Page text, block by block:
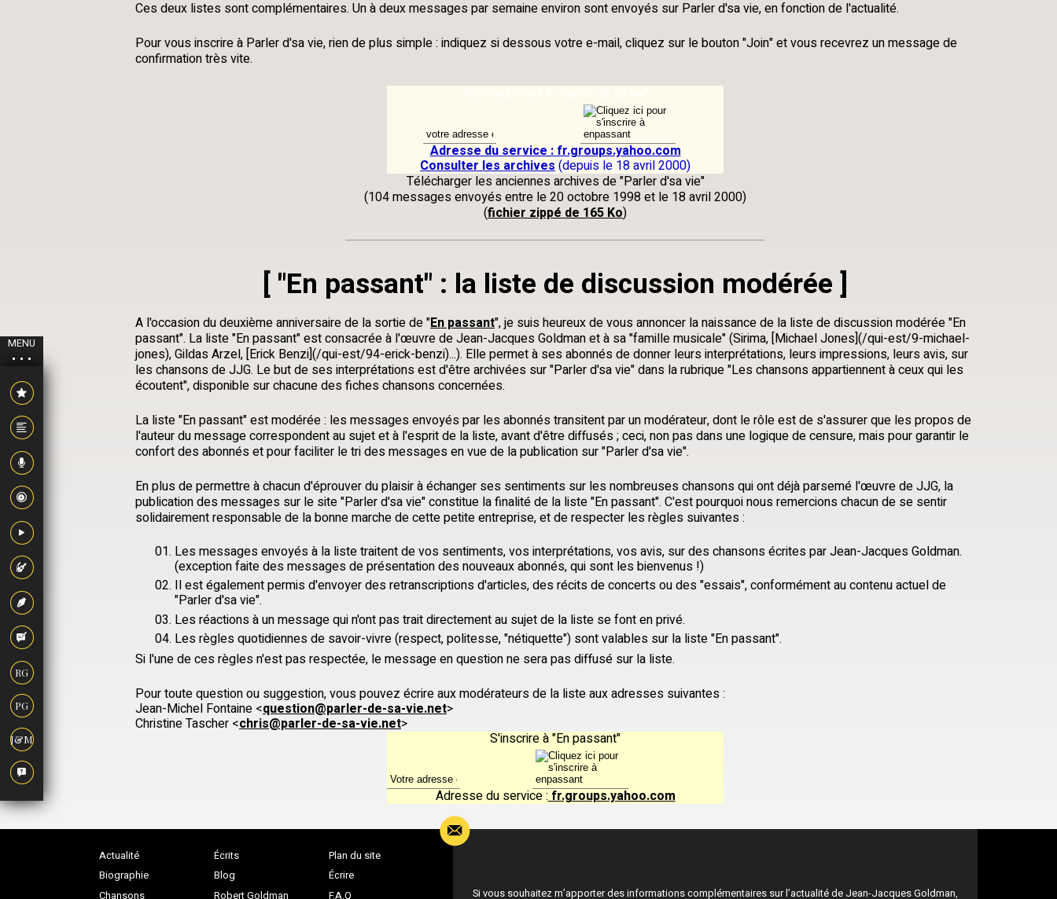
MENU
RG
PG
J&M
Ces deux listes sont complémentaires. Un à deux messages par semaine environ sont envoyés sur Parler d'sa vie, en fonction de l'actualité.
Pour vous inscrire à Parler d'sa vie, rien de plus simple : indiquez si dessous votre e-mail, cliquez sur le bouton"Join"et vous recevrez un message de
confirmation très vite.
Adresse du service : fr.groups.yahoo.com
Consulter les archives(depuis le 18 avril 2000)
Télécharger les anciennes archives de "Parler d'sa vie"
(104 messages envoyés entre le 20 octobre 1998 et le 18 avril 2000)
(fichier zippé de 165 Ko)
["En passant" : la liste de discussion modérée]
A l'occasion du deuxième anniversaire de la sortie de "En passant", je suis heureux de vous annoncer la naissance de la liste de discussion modérée "En
passant". La liste "En passant" est consacrée à l'œuvre de Jean-Jacques Goldman et à sa "famille musicale" (Sirima, [Michael Jones](/qui-est/9-michael-
jones), Gildas Arzel, [Erick Benzi](/qui-est/94-erick-benzi)...). Elle permet à ses abonnés de donner leurs interprétations, leurs impressions, leurs avis, sur
les chansons de JJG. Le but de ses interprétations est d'être archivées sur "Parler d'sa vie" dans la rubrique "Les chansons appartiennent à ceux qui les
écoutent", disponible sur chacune des fiches chansons concernées.
La liste "En passant" est modérée : les messages envoyés par les abonnés transitent par un modérateur, dont le rôle est de s'assurer que les propos de
l'auteur du message correspondent au sujet et à l'esprit de la liste, avant d'être diffusés ; ceci, non pas dans une logique de censure, mais pour garantir le
confort des abonnés et pour faciliter le tri des messages en vue de la publication sur "Parler d'sa vie".
En plus de permettre à chacun d'éprouver du plaisir à échanger ses sentiments sur les nombreuses chansons qui ont déjà parsemé l'œuvre de JJG, la
publication des messages sur le site "Parler d'sa vie" constitue la finalité de la liste "En passant". C'est pourquoi nous remercions chacun de se sentir
solidairement responsable de la bonne marche de cette petite entreprise, et de respecter les règles suivantes :
Les messages envoyés à la liste traitent de vos sentiments, vos interprétations, vos avis, sur des chansons écrites par Jean-Jacques Goldman.
(exception faite des messages de présentation des nouveaux abonnés, qui sont les bienvenus !)
Il est également permis d'envoyer des retranscriptions d'articles, des récits de concerts ou des "essais", conformément au contenu actuel de
"Parler d'sa vie".
Les réactions à un message qui n'ont pas trait directement au sujet de la liste se font en privé.
Les règles quotidiennes de savoir-vivre (respect, politesse, "nétiquette") sont valables sur la liste "En passant".
Si l'une de ces règles n'est pas respectée, le message en question ne sera pas diffusé sur la liste.
Pour toute question ou suggestion, vous pouvez écrire aux modérateurs de la liste aux adresses suivantes :
Jean-Michel Fontaine <question@parler-de-sa-vie.net>
Christine Tascher <chris@parler-de-sa-vie.net>
S'inscrire à "En passant"
Adresse du service :fr.groups.yahoo.com
Actualité
Biographie
Chansons
Écrits
Blog
Robert Goldman
Plan du site
Écrire
F.A.Q
Si vous souhaitez m’apporter des informations complémentaires sur l’actualité de Jean-Jacques Goldman,